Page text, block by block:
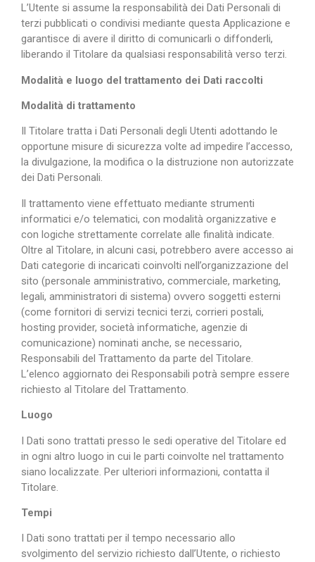
L’Utente si assume la responsabilità dei Dati Personali di
terzi pubblicati o condivisi mediante questa Applicazione e
garantisce di avere il diritto di comunicarli o diffonderli,
liberando il Titolare da qualsiasi responsabilità verso terzi.
Modalità e luogo del trattamento dei Dati raccolti
Modalità di trattamento
Il Titolare tratta i Dati Personali degli Utenti adottando le
opportune misure di sicurezza volte ad impedire l’accesso,
la divulgazione, la modifica o la distruzione non autorizzate
dei Dati Personali.
Il trattamento viene effettuato mediante strumenti
informatici e/o telematici, con modalità organizzative e
con logiche strettamente correlate alle finalità indicate.
Oltre al Titolare, in alcuni casi, potrebbero avere accesso ai
Dati categorie di incaricati coinvolti nell’organizzazione del
sito (personale amministrativo, commerciale, marketing,
legali, amministratori di sistema) ovvero soggetti esterni
(come fornitori di servizi tecnici terzi, corrieri postali,
hosting provider, società informatiche, agenzie di
comunicazione) nominati anche, se necessario,
Responsabili del Trattamento da parte del Titolare.
L’elenco aggiornato dei Responsabili potrà sempre essere
richiesto al Titolare del Trattamento.
Luogo
I Dati sono trattati presso le sedi operative del Titolare ed
in ogni altro luogo in cui le parti coinvolte nel trattamento
siano localizzate. Per ulteriori informazioni, contatta il
Titolare.
Tempi
I Dati sono trattati per il tempo necessario allo
svolgimento del servizio richiesto dall’Utente, o richiesto